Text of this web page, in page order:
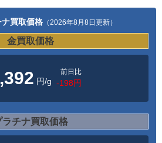
買取価格 （2026年8月8日更新）
金買取価格
円/g
前日比
-198円
ラチナ買取価格